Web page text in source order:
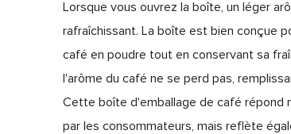
Lorsque vous ouvrez la boîte, un léger
rafraîchissant. La boîte est bien conçue
café en poudre tout en conservant sa
l'arôme du café ne se perd pas,
Cette boîte d'emballage de café répond
par les consommateurs, mais reflète